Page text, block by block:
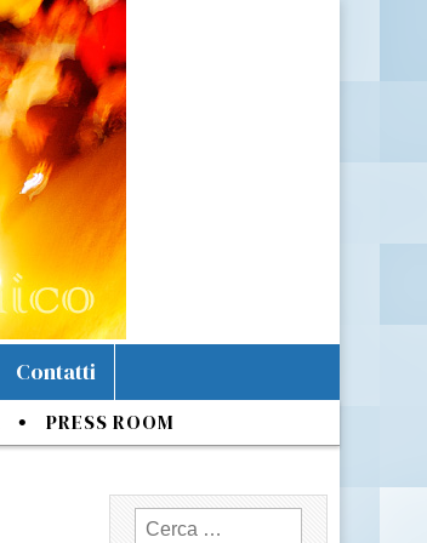
Contatti
PRESS ROOM
Ricerca